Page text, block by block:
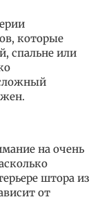
которые
спальне или
на очень
штора из
от